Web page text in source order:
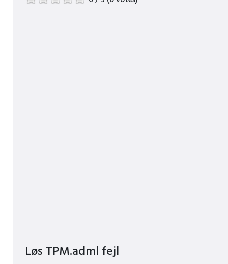
Løs TPM.adml fejl